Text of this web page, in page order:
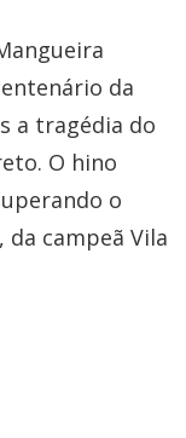
da
a tragédia do
O hino
o
da campeã Vila